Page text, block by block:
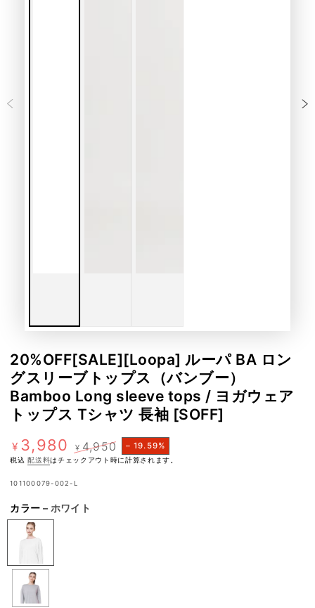
20%OFF[SALE][Loopa] ルーパ BA ロン
グスリーブトップス（バンブー）
Bamboo Long sleeve tops / ヨガウェア
トップス Tシャツ 長袖 [SOFF]
定
¥ 4,950
特
¥ 3,980 – 19.59%
税込配送料はチェックアウト時に計算されます。
101100079-002-L
カラー – ホワイト